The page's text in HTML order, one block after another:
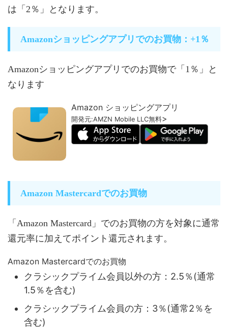
は「2％」となります。
Amazonショッピングアプリでのお買物：+1％
Amazonショッピングアプリでのお買物で「1％」と
なります
Amazon ショッピングアプリ
開発元:AMZN Mobile LLC無料>
Amazon Mastercardでのお買物
「Amazon Mastercard」でのお買物の方を対象に通常
還元率に加えてポイント還元されます。
Amazon Mastercardでのお買物
クラシックプライム会員以外の方：2.5％(通常
1.5％を含む)
クラシックプライム会員の方：3％(通常2％を
含む)